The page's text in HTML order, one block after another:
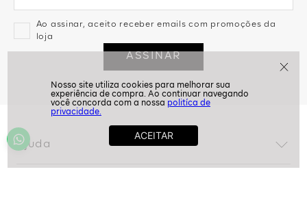
politíca de
privacidade.
Ao assinar, aceito receber emails com promoções da
loja
ASSINAR
Ajuda